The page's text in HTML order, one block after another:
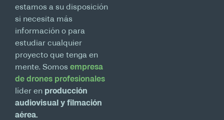
estamos a su disposición
si necesita más
información o para
estudiar cualquier
proyecto que tenga en
mente. Somos empresa
de drones profesionales
líder en producción
audiovisual y filmación
aérea.